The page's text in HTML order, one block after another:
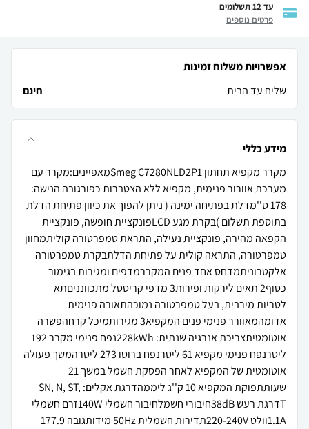
עד 12 תשלומים
פרטים נוספים
אפשרויות משלוח זמינות
שליח עד הבית
חינם
מידע כללי
מקרר ‏מקפיא תחתון Smeg C7280NLD2P1מאפיינים:מקרר עם
מערכת אוורור פנימית, מקפיא ללא הצטברות כפורגובה הנישה:
178 ס''מדלת בפתיחה ימינה ( ניתן להפוך את כיוון פתיחת הדלת
בתוספת תשלום )בקרת מגע LCDפונקציית חופשה, פונקציית
הקפאה מהירה, פונקציית נעילה, התראת טמפרטורה קוליתמחוון
טמפרטורה, התראה קולית על פתיחת הדלתבקרת טמפרטורה
אלקטרוניתמדחס אחד פנים המקררמדפים ומגירות בגימור
כסוף2 תאים לירקות ופירות3 מדפי קריסטל מתכוונניםתא
לטריות מירבית, בעל טמפרטורה נמוכהתאורה פנימית
אדומהמאוורר פנימי פנים המקפיא3 מגירותמיכל קרחהפשרה
אוטומטיתצריכת אנרגיה שנתית: 228kWhנפח פנימי מקרר 192
ליטרנפח פנימי מקפיא 61 ליטרנפח ברוטו 273 ליטרהמשך פעולה
אוטומטית של המקפיא לאחר הפסקת חשמל במשך 21
שעותתפוקת המקפיא 10 ק''ג ליממהדרגת אקלים: SN, N, ST,
Tדרגת רעש 38dBחיבורי חשמלחיבור חשמלי 140Wזרם חשמלי
1.1Aוולט 220-240Vתדירות חשמלית 50Hz מידותגובה 177.9